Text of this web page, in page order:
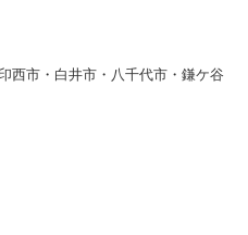
西市・白井市・八千代市・鎌ケ谷